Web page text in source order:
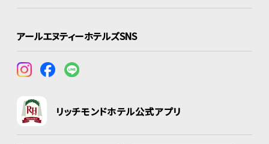
アールエヌティーホテルズSNS
リッチモンドホテル公式アプリ